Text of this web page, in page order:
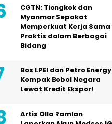
CGTN: Tiongkok dan
Myanmar Sepakat
Memperkuat Kerja Sama
Praktis dalam Berbagai
Bidang
Bos LPEI dan Petro Energy
Kompak Bobol Negara
Lewat Kredit Ekspor!
Artis Olla Ramlan